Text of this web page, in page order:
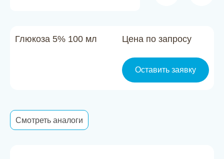
Контакты
Глюкоза 5% 100 мл Цена по запросу
Оставить заявку
Смотреть аналоги